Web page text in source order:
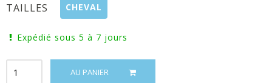
TAILLES CHEVAL
Expédié sous 5 à 7 jours
AU PANIER